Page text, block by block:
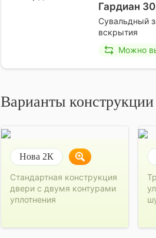
Гардиан
Сувальдный
вскрытия
Можно
Варианты конструкции
Нова 2К
Стандартная конструкция
двери с двумя контурами
уплотнения